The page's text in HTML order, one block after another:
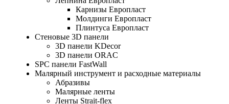
Карнизы Европласт
Молдинги Европласт
Плинтуса Европласт
Стеновые 3D панели
3D панели KDecor
3D панели ORAC
SPC панели FastWall
Малярный инструмент и расходные материалы
Абразивы
Малярные ленты
Ленты Strait-flex